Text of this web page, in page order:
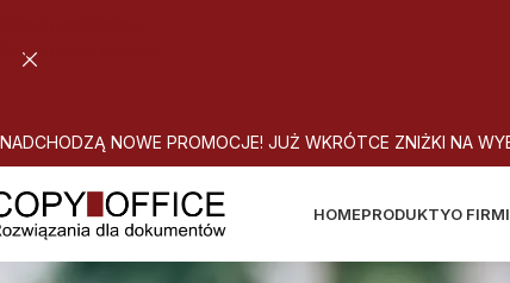
Skip to main content
NADCHODZĄ NOWE PROMOCJE! JUŻ WKRÓTCE ZNIŻKI NA WY
HOMEPRODUKTYO